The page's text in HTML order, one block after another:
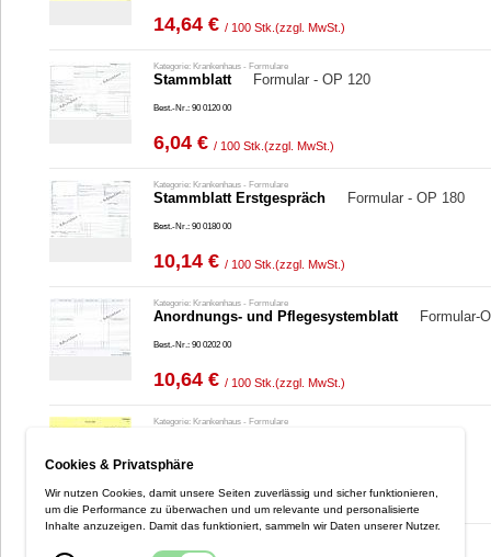
14,64 € / 100 Stk. (zzgl. MwSt.)
Kategorie: Krankenhaus - Formulare
Stammblatt Formular - OP 120
Best.-Nr.: 90 0120 00
6,04 € / 100 Stk. (zzgl. MwSt.)
Kategorie: Krankenhaus - Formulare
Stammblatt Erstgespräch
Formular - OP 180
…
Best.-Nr.: 90 0180 00
10,14 € / 100 Stk. (zzgl. MwSt.)
Kategorie: Krankenhaus - Formulare
Anordnungs- und Pflegesystemblatt Formular-
Best.-Nr.: 90 0202 00
10,64 € / 100 Stk. (zzgl. MwSt.)
Kategorie: Krankenhaus - Formulare
…
Best.-Nr.: 90 0551 00
8,03 € / 100 Stk.(zzgl. MwSt.)
Cookies & Privatsphäre
Wir nutzen Cookies, damit unsere Seiten zuverlässig und sicher funktionieren,
um die Performance zu überwachen und um relevante und personalisierte
Inhalte anzuzeigen. Damit das funktioniert, sammeln wir Daten unserer Nutzer.